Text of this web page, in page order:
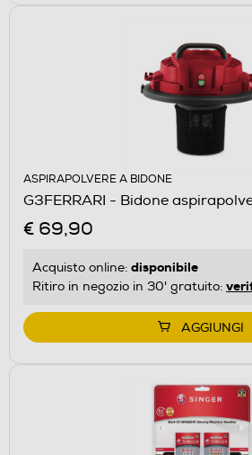
ASPIRAPOLVERE A BIDONE
G3FERRARI - Bidone
€ 69,90
Acquisto online: disponibile
Ritiro in negozio in 30' gratuito:
AGGIUNGI